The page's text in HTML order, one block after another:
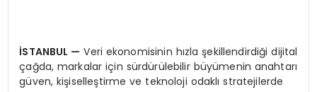
İSTANBUL — Veri ekonomisinin hızla şekillendirdiği dijital
çağda, markalar için sürdürülebilir büyümenin anahtarı
güven, kişiselleştirme ve teknoloji odaklı stratejilerde